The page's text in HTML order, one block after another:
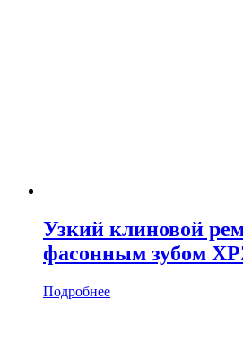
Узкий клиновой
фасонным зубом
Подробнее